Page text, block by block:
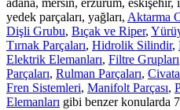
adana, mersin, erzurum, eskişehir,
yedek parçaları, yağları, Aktarma
Dişli Grubu, Bıçak ve Riper,
Tırnak Parçaları, Hidrolik Silindir,
Elektrik Elemanları, Filtre Grupları
Parçaları, Rulman Parçaları,
Fren Sistemleri, Manifolt Parçası,
Elemanları gibi benzer konularda